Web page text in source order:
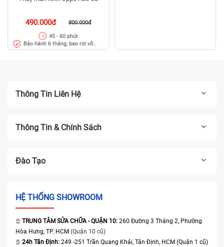
490.000đ 800.000đ
45 - 60 phút
Bảo hành 6 tháng, bao rơi vỡ
kính
kính
Thông Tin Liên Hệ
Thông Tin & Chính Sách
Đào Tạo
HỆ THỐNG SHOWROOM
TRUNG TÂM SỬA CHỮA - QUẬN 10: 260 Đường 3 Tháng 2, Phường
Hòa Hưng, TP. HCM (Quận 10 cũ)
24h Tân Định: 249 -251 Trần Quang Khải, Tân Định, HCM (Quận 1 cũ)